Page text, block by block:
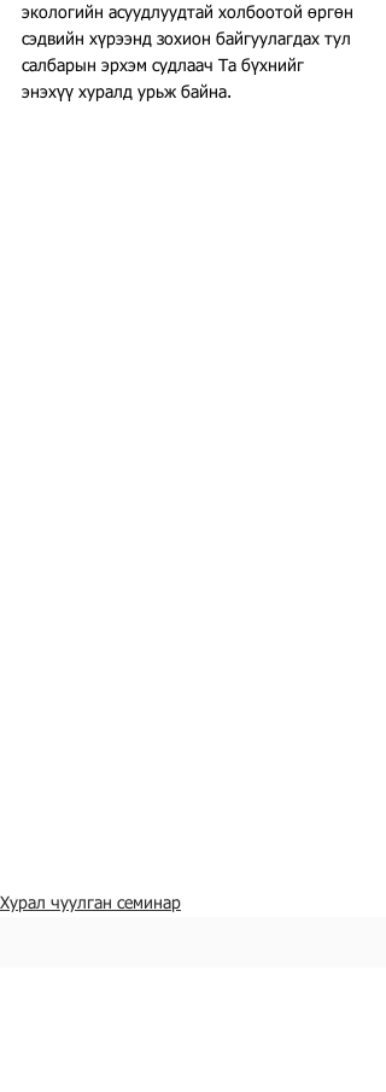
экологийн асуудлуудтай холбоотой өргөн
сэдвийн хүрээнд зохион байгуулагдах тул
салбарын эрхэм судлаач Та бүхнийг
энэхүү хуралд урьж байна.
Хурал чуулган семинар